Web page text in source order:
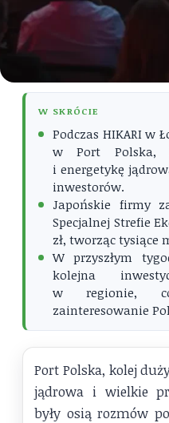
W SKRÓCIE
Podczas HIKARI w
w Port Polska,
i energetykę
inwestorów.
Japońskie firmy
Specjalnej Strefie
zł, tworząc tysiące
W przyszłym
kolejna
w regionie,
zainteresowanie
Port Polska, kolej
jądrowa i wielkie
były osią rozmów